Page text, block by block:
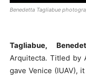
Benedetta Tagliabue
Tagliabue,
Arquitecta. Titled by
gave Venice (IUAV),